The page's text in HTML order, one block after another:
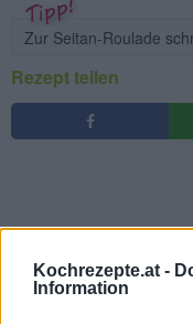
Kochrezepte.at -
Information
Zur Seitan-Roulade
Rezept teilen